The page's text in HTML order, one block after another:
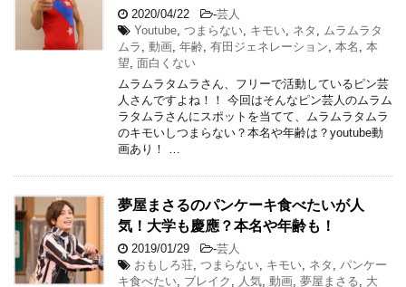
2020/04/22 -芸人
Youtube つまらない キモい ネタ
ムラムラタ
ムラ
動画 年齢 有田ジェネレーション 本名
本
望 面白くない
ムラムラタムラさん、フリーで活動しているピン芸
人さんですよね！！ 今回はそんなピン芸人のムラム
ラタムラさんにスポットを当てて、ムラムラタムラ
のキモいしつまらない？本名や年齢は？youtube動
画あり！ …
夢屋まさるのパンケーキ食べたいが人
気！大学も慶應？本名や年齢も！
2019/01/29 -芸人
おもしろ荘 つまらない キモい ネタ
パンケー
キ食べたい ブレイク 人気 動画 夢屋まさる
大